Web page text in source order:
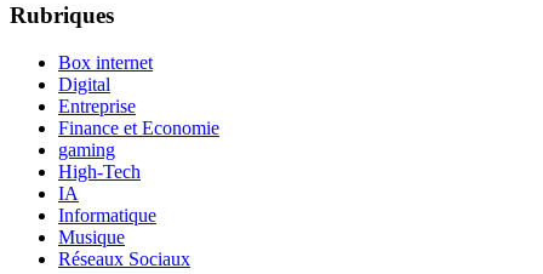
Rubriques
Box internet
Digital
Entreprise
Finance et Economie
gaming
High-Tech
IA
Informatique
Musique
Réseaux Sociaux